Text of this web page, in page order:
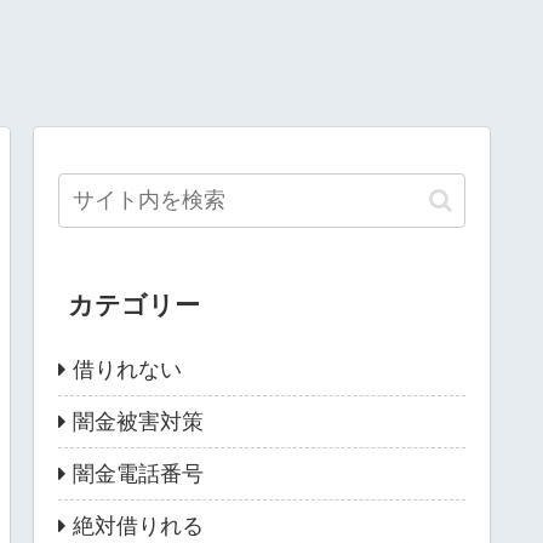
カテゴリー
借りれない
闇金被害対策
闇金電話番号
絶対借りれる